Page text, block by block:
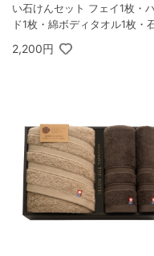
い石けんセット フェイ1枚・
ド1枚・綿ボディタオル1枚・
2,200円